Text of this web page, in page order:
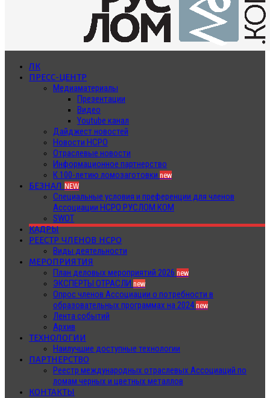
ЛК
ПРЕСС-ЦЕНТР
Медиаматериалы
Презентации
Видео
Youtube канал
Дайджест новостей
Новости НСРО
Отраслевые новости
Информационное партнерство
К 100-летию ломозаготовки new
БЕЗНАЛ NEW
Специальные условия и преференции для членов
Ассоциации НСРО РУСЛОМ.КОМ
SWOT
КАДРЫ
РЕЕСТР ЧЛЕНОВ НСРО
Виды деятельности
МЕРОПРИЯТИЯ
План деловых мероприятий 2026 new
ЭКСПЕРТЫ ОТРАСЛИ new
Опрос членов Ассоциации о потребности в
образовательных программах на 2024new
Лента событий
Архив
ТЕХНОЛОГИИ
Наилучшие доступные технологии
ПАРТНЕРСТВО
Реестр международных отраслевых Ассоциаций по
ломам черных и цветных металлов
КОНТАКТЫ